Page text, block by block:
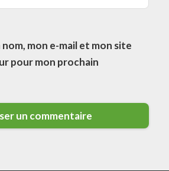
mon e-mail et mon site
pour mon prochain